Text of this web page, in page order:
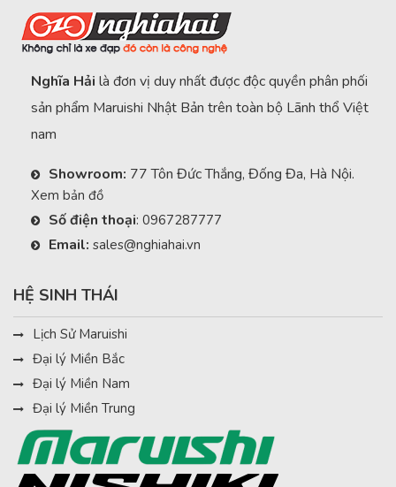
Nghĩa Hải là đơn vị duy nhất được độc quyền phân phối
sản phẩm Maruishi Nhật Bản trên toàn bộ Lãnh thổ Việt
nam
Showroom: 77 Tôn Đức Thắng, Đống Đa, Hà Nội.
Xem bản đồ
Số điện thoại: 0967287777
Email: sales@nghiahai.vn
HỆ SINH THÁI
Lịch Sử Maruishi
Đại lý Miền Bắc
Đại lý Miền Nam
Đại lý Miền Trung